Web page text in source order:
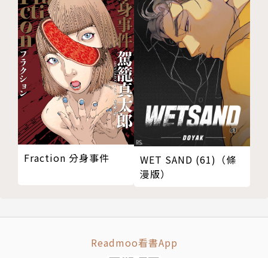
Fraction 分身事件
WET SAND (61)（條
漫版）
Readmoo看書App